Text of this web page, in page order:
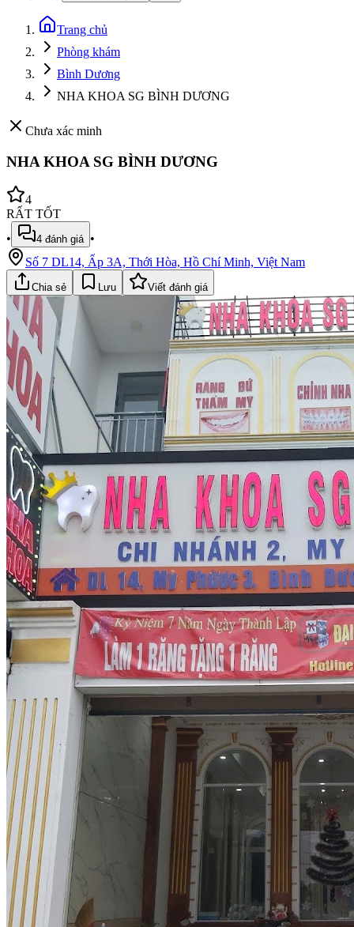
Trang chủ
Phòng khám
Bình Dương
NHA KHOA SG BÌNH DƯƠNG
Chưa xác minh
NHA KHOA SG BÌNH DƯƠNG
4
RẤT TỐT
•
4 đánh giá •
Số 7 DL14, Ấp 3A, Thới Hòa, Hồ Chí Minh, Việt Nam
Chia sẻ Lưu Viết đánh giá